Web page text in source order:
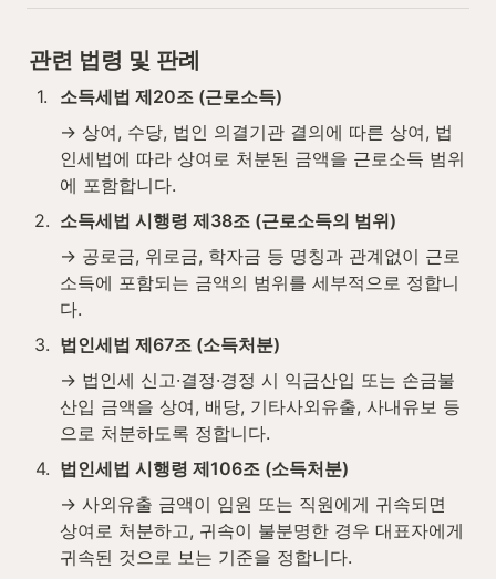
관련 법령 및 판례
1.
소득세법 제20조 (근로소득)
→ 상여, 수당, 법인 의결기관 결의에 따른 상여, 법
인세법에 따라 상여로 처분된 금액을 근로소득 범위
에 포함합니다.
2. 소득세법 시행령 제38조 (근로소득의 범위)
→ 공로금, 위로금, 학자금 등 명칭과 관계없이 근로
소득에 포함되는 금액의 범위를 세부적으로 정합니
다.
3. 법인세법 제67조 (소득처분)
→ 법인세 신고·결정·경정 시 익금산입 또는 손금불
산입 금액을 상여, 배당, 기타사외유출, 사내유보 등
으로 처분하도록 정합니다.
4. 법인세법 시행령 제106조 (소득처분)
→ 사외유출 금액이 임원 또는 직원에게 귀속되면
상여로 처분하고, 귀속이 불분명한 경우 대표자에게
귀속된 것으로 보는 기준을 정합니다.